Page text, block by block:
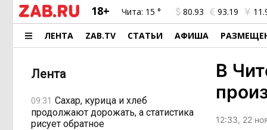
18+ Чита: 15 ° 80.93 93.19
ЛЕНТА ZAB.TV СТАТЬИ АФИША
Лента
09:31 Сахар, курица и хлеб
продолжают дорожать, а статистика
рисует обратное
В
12:33, 22